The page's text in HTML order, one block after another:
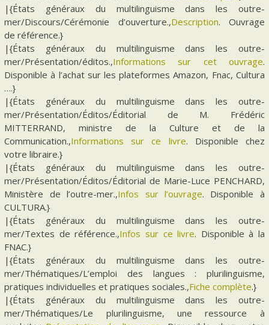
|{États généraux du multilinguisme dans les outre-
mer/Discours/Cérémonie d’ouverture.,Description. Ouvrage
de référence.}
|{États généraux du multilinguisme dans les outre-
mer/Présentation/éditos.,Informations sur cet ouvrage.
Disponible à l’achat sur les plateformes Amazon, Fnac, Cultura
….}
|{États généraux du multilinguisme dans les outre-
mer/Présentation/Éditos/Éditorial de M. Frédéric
MITTERRAND, ministre de la Culture et de la
Communication.,Informations sur ce livre. Disponible chez
votre libraire.}
|{États généraux du multilinguisme dans les outre-
mer/Présentation/Éditos/Éditorial de Marie-Luce PENCHARD,
Ministère de l’outre-mer.,Infos sur l’ouvrage. Disponible à
CULTURA.}
|{États généraux du multilinguisme dans les outre-
mer/Textes de référence.,Infos sur ce livre. Disponible à la
FNAC.}
|{États généraux du multilinguisme dans les outre-
mer/Thématiques/L’emploi des langues : plurilinguisme,
pratiques individuelles et pratiques sociales.,Fiche complète.}
|{États généraux du multilinguisme dans les outre-
mer/Thématiques/Le plurilinguisme, une ressource à